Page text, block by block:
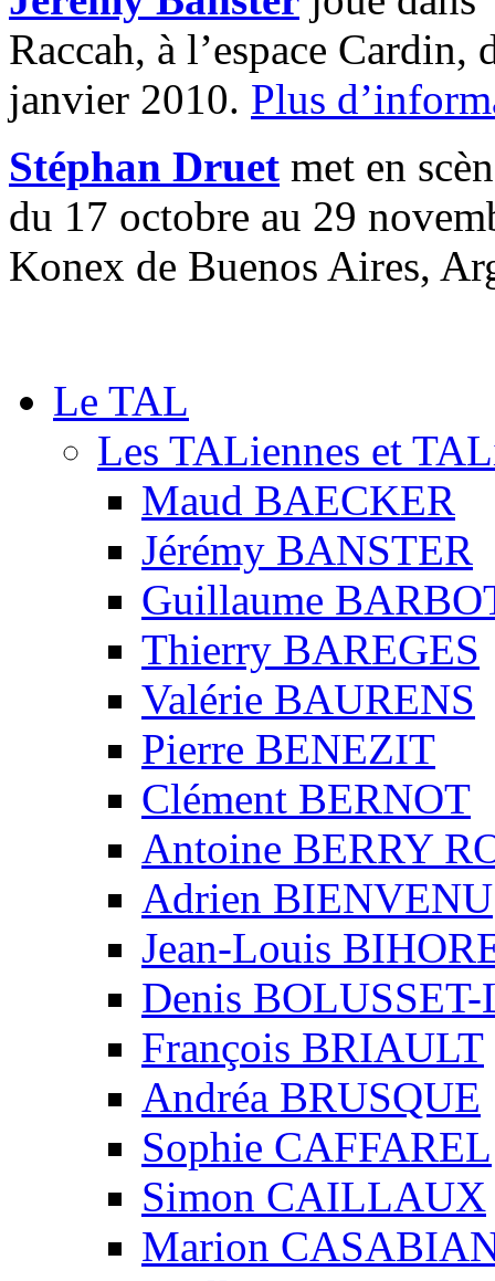
Raccah, à l’espace
janvier 2010. Plus
Stéphan Druet met en
du 17 octobre au 29
Konex de Buenos Aires,
Le TAL
Les TALiennes et
Maud BAECKER
Jérémy BANSTER
Guillaume
Thierry BAREGES
Valérie BAURENS
Pierre BENEZIT
Clément BERNOT
Antoine BERRY
Adrien BIENVENU
Jean-Louis
Denis
François BRIAULT
Andréa BRUSQUE
Sophie CAFFAREL
Simon CAILLAUX
Marion